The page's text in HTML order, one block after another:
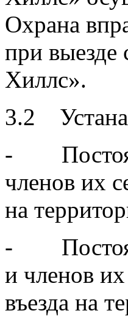
Охрана
при выезде
3.2
-
членов их
на
-
и членов
въезда на